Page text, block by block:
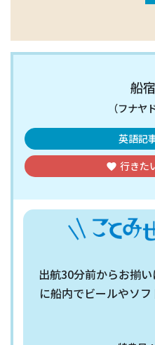
船
（フナヤ
英語記
favorite 行きた
出航30分前からお揃
に船内でビールやソ